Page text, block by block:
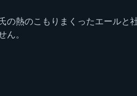
の熱のこもりまくったエールと
ん。